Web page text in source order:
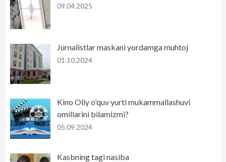
09.04.2025
Jurnalistlar maskani yordamga muhtoj
01.10.2024
Kino Oliy o'quv yurti mukammallashuvi
omillarini bilamizmi?
05.09.2024
Kasbning tagi nasiba